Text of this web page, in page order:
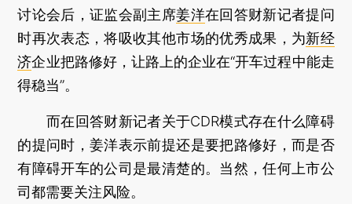
讨论会后，证监会副主席姜洋在回答财新记者提问
时再次表态，将吸收其他市场的优秀成果，为新经
济企业把路修好，让路上的企业在“开车过程中能走
得稳当”。
而在回答财新记者关于CDR模式存在什么障碍
的提问时，姜洋表示前提还是要把路修好，而是否
有障碍开车的公司是最清楚的。当然，任何上市公
司都需要关注风险。